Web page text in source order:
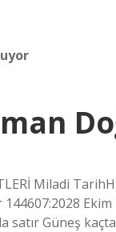
Miladi
Güneş